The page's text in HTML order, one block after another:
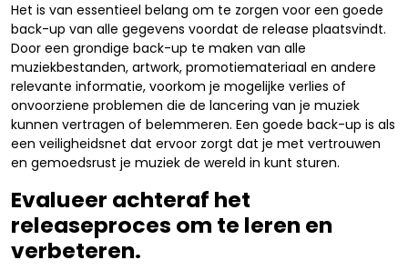
Het is van essentieel belang om te zorgen voor een goede
back-up van alle gegevens voordat de release plaatsvindt.
Door een grondige back-up te maken van alle
muziekbestanden, artwork, promotiemateriaal en andere
relevante informatie, voorkom je mogelijke verlies of
onvoorziene problemen die de lancering van je muziek
kunnen vertragen of belemmeren. Een goede back-up is als
een veiligheidsnet dat ervoor zorgt dat je met vertrouwen
en gemoedsrust je muziek de wereld in kunt sturen.
Evalueer achteraf het
releaseproces om te leren en
verbeteren.